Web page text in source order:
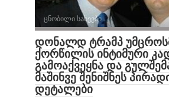
ცნობილი სახეები
დონალდ ტრამპ
ქორწილის ინტიმური
გამოაქვეყნა და
მაშინვე შენიშნეს
დეტალები